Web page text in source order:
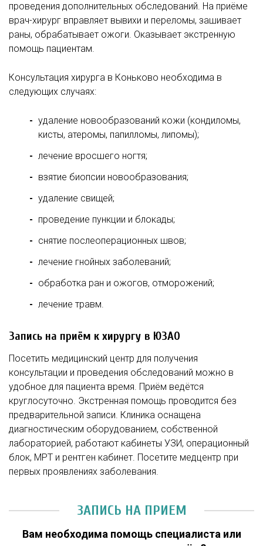
проведения дополнительных обследований. На приёме
врач-хирург вправляет вывихи и переломы, зашивает
раны, обрабатывает ожоги. Оказывает экстренную
помощь пациентам.
Консультация хирурга в Коньково необходима в
следующих случаях:
удаление новообразований кожи (кондиломы,
кисты, атеромы, папилломы, липомы);
лечение вросшего ногтя;
взятие биопсии новообразования;
удаление свищей;
проведение пункции и блокады;
снятие послеоперационных швов;
лечение гнойных заболеваний;
обработка ран и ожогов, отморожений;
лечение травм.
Запись на приём к хирургу в ЮЗАО
Посетить медицинский центр для получения
консультации и проведения обследований можно в
удобное для пациента время. Приём ведётся
круглосуточно. Экстренная помощь проводится без
предварительной записи. Клиника оснащена
диагностическим оборудованием, собственной
лабораторией, работают кабинеты УЗИ, операционный
блок, МРТ и рентген кабинет. Посетите медцентр при
первых проявлениях заболевания.
ЗАПИСЬ НА ПРИЕМ
Вам необходима помощь специалиста или